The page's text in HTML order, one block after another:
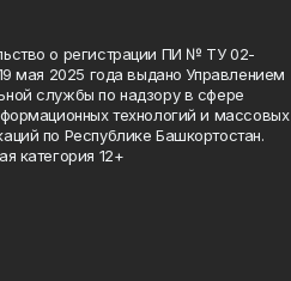
о регистрации ПИ № ТУ 02-
мая 2025 года выдано Управлением
службы по надзору в сфере
технологий и массовых
по Республике Башкортостан.
категория 12+